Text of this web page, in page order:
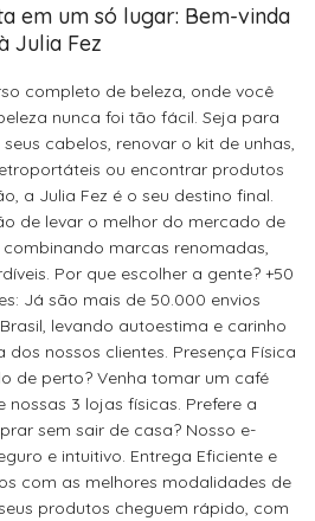
em um só lugar: Bem-vinda
Julia Fez
completo de beleza, onde você
nunca foi tão fácil. Seja para
cabelos, renovar o kit de unhas,
ou encontrar produtos
a Julia Fez é o seu destino final.
de levar o melhor do mercado de
marcas renomadas,
Por que escolher a gente? +50
Já são mais de 50.000 envios
levando autoestima e carinho
nossos clientes. Presença Física
de perto? Venha tomar um café
nossas 3 lojas físicas. Prefere a
sem sair de casa? Nosso e-
e intuitivo. Entrega Eficiente e
com as melhores modalidades de
produtos cheguem rápido, com